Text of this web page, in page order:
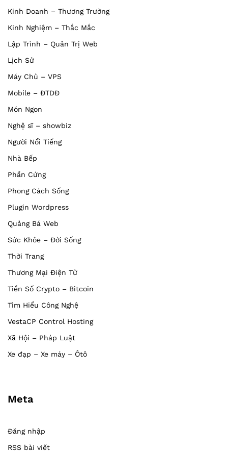
Kinh Doanh – Thương Trường
Kinh Nghiệm – Thắc Mắc
Lập Trình – Quản Trị Web
Lịch Sử
Máy Chủ – VPS
Mobile – ĐTDĐ
Món Ngon
Nghệ sĩ – showbiz
Người Nổi Tiếng
Nhà Bếp
Phần Cứng
Phong Cách Sống
Plugin Wordpress
Quảng Bá Web
Sức Khỏe – Đời Sống
Thời Trang
Thương Mại Điện Tử
Tiền Số Crypto – Bitcoin
Tìm Hiểu Công Nghệ
VestaCP Control Hosting
Xã Hội – Pháp Luật
Xe đạp – Xe máy – Ôtô
Meta
Đăng nhập
RSS bài viết